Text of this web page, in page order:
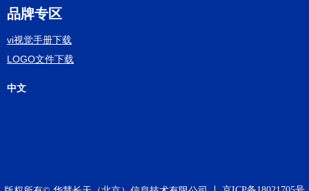
品牌专区
vi视觉手册下载
LOGO文件下载
中文